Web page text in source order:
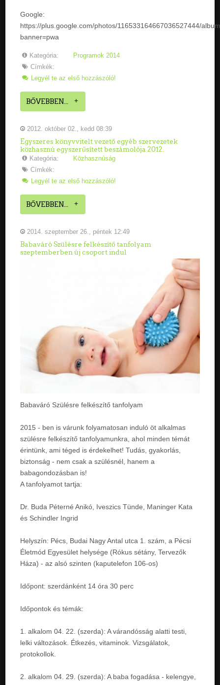
Google:
https://plus.google.com/photos/116533164667036527444/
banner=pwa
Kategória:
Programok 2014
Címkék:
Legyél te az első hozzászóló!
BŐVEBBEN...
2012. október 02., kedd 08:39
Egyszeres könyvvitelt vezető egyéb szervezetek
közhasznú egyszerűsített beszámolója 2012.
Kategória:
Közhasznúság
Címkék:
Legyél te az első hozzászóló!
BŐVEBBEN...
2014. szeptember 26., péntek 12:49
Babaváró Szülésre felkészítő tanfolyam
szeptemberben új csoport indul
Babaváró Szülésre felkészítő tanfolyam
2015 - ben is várunk folyamatosan induló öt alkalmas
szülésre felkészítő tanfolyamunkra, ahol minden témát
érintünk, ami téged is érdekelhet! Tudás, gyakorlás,
biztonság - nem csak a szülésnél, hanem a
babagondozásban is!
A tanfolyamot tartja:
Dr. Buda Péterné Anikó, Iveszics Tünde, Maninger Kata
és Schindler Ingrid
Helyszín: Pécs, Budai Nagy Antal utca 1. szám, a Pécsi
Életmód Egyesület helysége (Rókus sétány, Tervezők
Háza) - az alsó szinten (kaputelefon 106-os)
Időpont: szerdánként 14 óra 30 perc
Időpontok és témák:
1. alkalom 04. 22. (szerda): A várandósság alatti testi,
lelki változások. Étkezés, vitaminok. Vizsgálatok,
protokollok.
2. alkalom 04. 29. (szerda): A baba fogadása - kelengye,